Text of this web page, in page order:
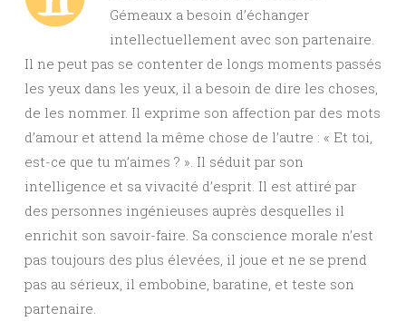
Gémeaux a besoin d’échanger
intellectuellement avec son partenaire.
Il ne peut pas se contenter de longs moments passés
les yeux dans les yeux, il a besoin de dire les choses,
de les nommer. Il exprime son affection par des mots
d’amour et attend la même chose de l’autre : « Et toi,
est-ce que tu m’aimes ? ». Il séduit par son
intelligence et sa vivacité d’esprit. Il est attiré par
des personnes ingénieuses auprès desquelles il
enrichit son savoir-faire. Sa conscience morale n’est
pas toujours des plus élevées, il joue et ne se prend
pas au sérieux, il embobine, baratine, et teste son
partenaire.